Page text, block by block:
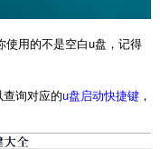
使用的不是空白u盘，记得
询对应的u盘启动快捷键 ，